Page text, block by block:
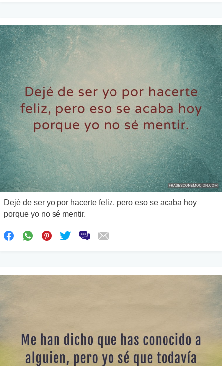
Dejé de ser yo por hacerte feliz, pero eso se acaba hoy
porque yo no sé mentir.